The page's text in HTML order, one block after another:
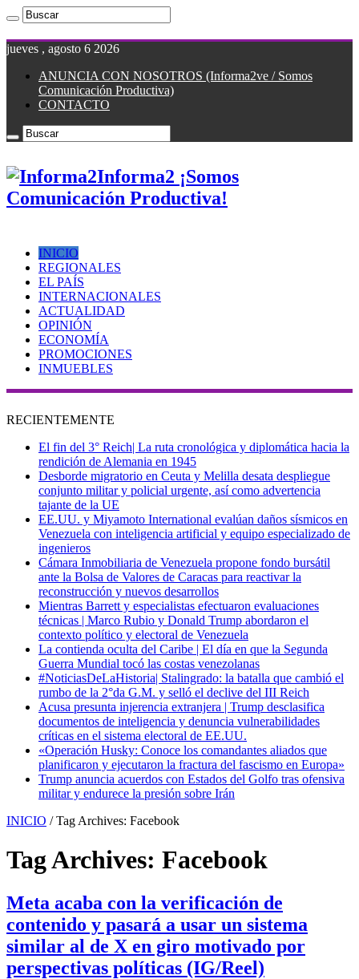
jueves , agosto 6 2026
ANUNCIA CON NOSOTROS (Informa2ve / Somos
Comunicación Productiva)
CONTACTO
Informa2 ¡Somos
Comunicación Productiva!
INICIO
REGIONALES
EL PAÍS
INTERNACIONALES
ACTUALIDAD
OPINIÓN
ECONOMÍA
PROMOCIONES
INMUEBLES
RECIENTEMENTE
El fin del 3° Reich| La ruta cronológica y diplomática hacia la
rendición de Alemania en 1945
Desborde migratorio en Ceuta y Melilla desata despliegue
conjunto militar y policial urgente, así como advertencia
tajante de la UE
EE.UU. y Miyamoto International evalúan daños sísmicos en
Venezuela con inteligencia artificial y equipo especializado de
ingenieros
Cámara Inmobiliaria de Venezuela propone fondo bursátil
ante la Bolsa de Valores de Caracas para reactivar la
reconstrucción y nuevos desarrollos
Mientras Barrett y especialistas efectuaron evaluaciones
técnicas | Marco Rubio y Donald Trump abordaron el
contexto político y electoral de Venezuela
La contienda oculta del Caribe | El día en que la Segunda
Guerra Mundial tocó las costas venezolanas
#NoticiasDeLaHistoria| Stalingrado: la batalla que cambió el
rumbo de la 2°da G.M. y selló el declive del III Reich
Acusa presunta injerencia extranjera | Trump desclasifica
documentos de inteligencia y denuncia vulnerabilidades
críticas en el sistema electoral de EE.UU.
«Operación Husky: Conoce los comandantes aliados que
planificaron y ejecutaron la fractura del fascismo en Europa»
Trump anuncia acuerdos con Estados del Golfo tras ofensiva
militar y endurece la presión sobre Irán
INICIO / Tag Archives: Facebook
Tag Archives: Facebook
Meta acaba con la verificación de
contenido y pasará a usar un sistema
similar al de X en giro motivado por
perspectivas políticas (IG/Reel)